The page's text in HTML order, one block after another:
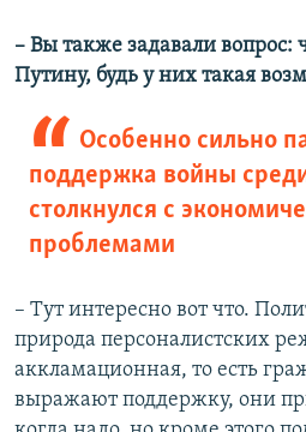
– Вы также задавали вопрос:
Путину, будь у них такая
Особенно сильно
поддержка войны
столкнулся с
проблемами
– Тут интересно вот что.
природа персоналистских
аккламационная, то есть
выражают поддержку, они